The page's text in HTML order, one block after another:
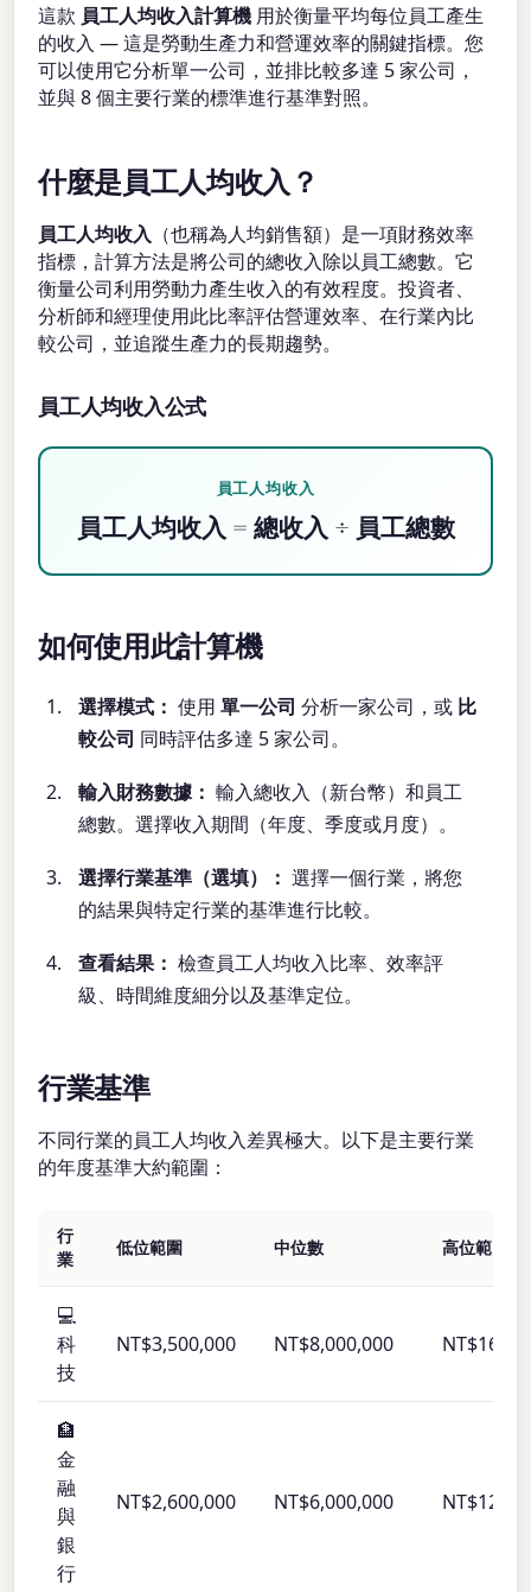
這款 員工人均收入計算機 用於衡量平均每位員工產生
的收入 — 這是勞動生產力和營運效率的關鍵指標。您
可以使用它分析單一公司，並排比較多達 5 家公司，
並與 8 個主要行業的標準進行基準對照。
什麼是員工人均收入？
員工人均收入 （也稱為人均銷售額）是一項財務效率
指標，計算方法是將公司的總收入除以員工總數。它
衡量公司利用勞動力產生收入的有效程度。投資者、
分析師和經理使用此比率評估營運效率、在行業內比
較公司，並追蹤生產力的長期趨勢。
員工人均收入公式
員工人均收入
員工人均收入 = 總收入 ÷ 員工總數
如何使用此計算機
選擇模式： 使用單一公司 分析一家公司，或 比
較公司 同時評估多達 5 家公司。
輸入財務數據： 輸入總收入（新台幣）和員工
總數。選擇收入期間（年度、季度或月度）。
選擇行業基準（選填）： 選擇一個行業，將您
的結果與特定行業的基準進行比較。
查看結果： 檢查員工人均收入比率、效率評
級、時間維度細分以及基準定位。
行業基準
不同行業的員工人均收入差異極大。以下是主要行業
的年度基準大約範圍：
行
業
低位範圍 中位數 高位範圍
💻
科
技
NT$3,500,000 NT$8,000,000
🏦
金
融
與
銀
行
NT$2,600,000 NT$6,000,000